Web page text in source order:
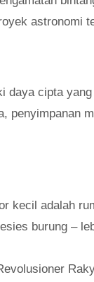
astronomi
daya cipta
penyimpanan
kecil adalah
burung –